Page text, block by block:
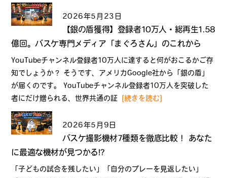
2026年5月23日
【銀の盾獲得】登録者10万人・総再生1.58
億回。バスケ専門メディア「まぐろさん」のこれから
YouTubeチャンネル登録者10万人に達すると何がおこるかご存
知でしょうか？ そうです、アメリカGoogle社から「銀の盾」
が届くのです。 YouTubeチャンネル登録者10万人を突破した
者にだけ贈られる、世界共通の証
[続きを読む]
2026年5月9日
バスケ撮影機材7種類を徹底比較！ あなた
に最適な機材が見つかる!?
「子どもの試合を残したい」「自分のプレーを見返したい」